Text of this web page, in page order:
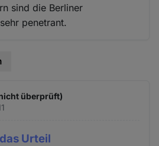
sind die Berliner
penetrant.
überprüft)
Urteil